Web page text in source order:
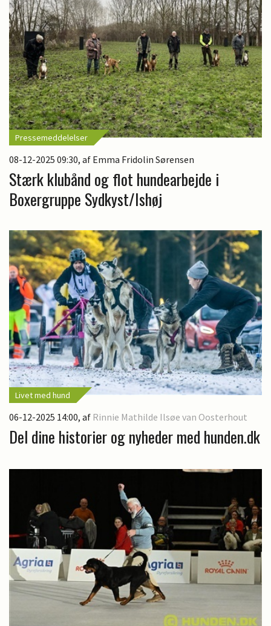
Pressemeddelelser
08-12-2025 09:30, af Emma Fridolin Sørensen
Stærk klubånd og flot hundearbejde i
Boxergruppe Sydkyst/Ishøj
Livet med hund
06-12-2025 14:00, af Rinnie Mathilde Ilsøe van Oosterhout
Del dine historier og nyheder med hunden.dk